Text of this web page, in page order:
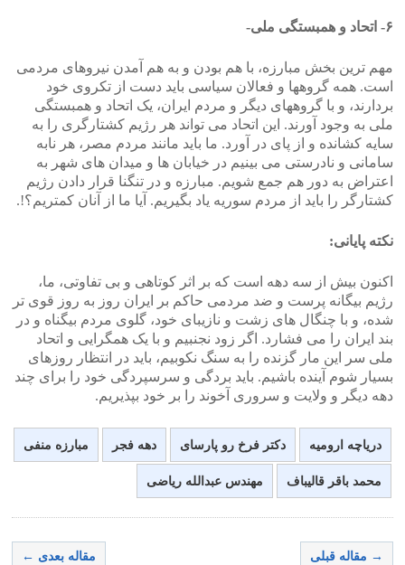
۶- اتحاد و همبستگی ملی-
مهم ترین بخش مبارزه، با هم بودن و به هم آمدن نیروهای مردمی
است. همه گروهها و فعالان سیاسی باید دست از تکروی خود
بردارند، و با گروههای دیگر و مردم ایران، یک اتحاد و همبستگی
ملی به وجود آورند. این اتحاد می تواند هر رژیم کشتارگری را به
سایه کشانده و از پای در آورد. ما باید مانند مردم مصر، هر نابه
سامانی و نادرستی می بینیم در خیابان ها و میدان های شهر به
اعتراض به دور هم جمع شویم. مبارزه و در تنگنا قرار دادن رژیم
کشتارگر را باید از مردم سوریه یاد بگیریم. آیا ما از آنان کمتریم؟!.
نکته پایانی:
اکنون بیش از سه دهه است که بر اثر کوتاهی و بی تفاوتی، ما،
رژیم بیگانه پرست و ضد مردمی حاکم بر ایران روز به روز قوی تر
شده، و با چنگال های زشت و نازیبای خود، گلوی مردم بیگناه و در
بند ایران را می فشارد. اگر زود نجنبیم و با یک همگرایی و اتحاد
ملی سر این مار گزنده را به سنگ نکوبیم، باید در انتظار روزهای
بسیار شوم آینده باشیم. باید بردگی و سرسپردگی خود را برای چند
دهه دیگر و ولایت و سروری آخوند را بر خود بپذیریم.
دریاچه ارومیه دکتر فرخ رو پارسای دهه فجر مبارزه منفی
محمد باقر قالیباف مهندس عبدالله ریاضی
→ مقاله قبلی مقاله بعدی ←